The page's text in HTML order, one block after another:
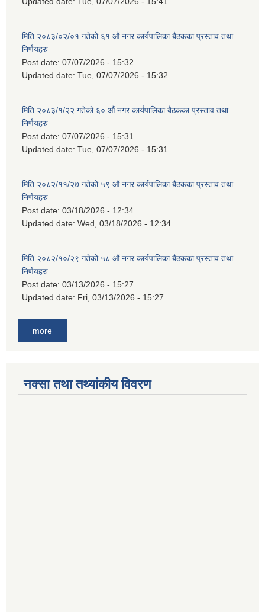
मिति २०८३/०२/०१ गतेको ६१ औं नगर कार्यपालिका बैठकका प्रस्ताव तथा
निर्णयहरु
Post date: 07/07/2026 - 15:32
Updated date: Tue, 07/07/2026 - 15:32
मिति २०८३/१/२२ गतेको ६० औं नगर कार्यपालिका बैठकका प्रस्ताव तथा
निर्णयहरु
Post date: 07/07/2026 - 15:31
Updated date: Tue, 07/07/2026 - 15:31
मिति २०८२/११/२७ गतेको ५९ औं नगर कार्यपालिका बैठकका प्रस्ताव तथा
निर्णयहरु
Post date: 03/18/2026 - 12:34
Updated date: Wed, 03/18/2026 - 12:34
मिति २०८२/१०/२९ गतेको ५८ औं नगर कार्यपालिका बैठकका प्रस्ताव तथा
निर्णयहरु
Post date: 03/13/2026 - 15:27
Updated date: Fri, 03/13/2026 - 15:27
more
नक्सा तथा तथ्यांकीय विवरण